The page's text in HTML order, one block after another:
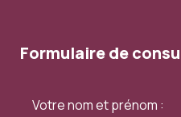
Formulaire de